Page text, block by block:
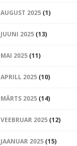
AUGUST 2025(1)
JUUNI 2025(13)
MAI 2025(11)
APRILL 2025(10)
MÄRTS 2025(14)
VEEBRUAR 2025(12)
JAANUAR 2025(15)